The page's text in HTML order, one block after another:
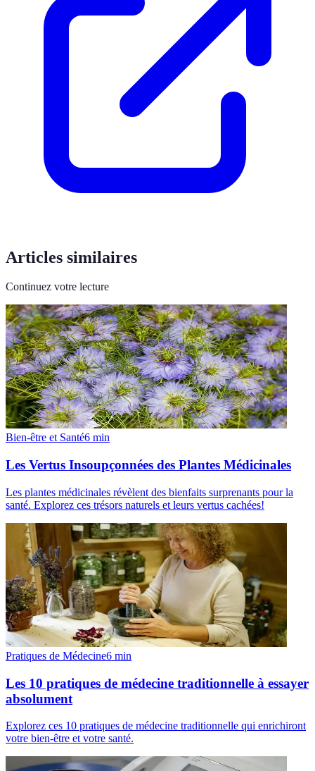
Articles similaires
Continuez votre lecture
Bien-être et Santé6 min
Les Vertus Insoupçonnées des Plantes Médicinales
Les plantes médicinales révèlent des bienfaits surprenants pour la
santé. Explorez ces trésors naturels et leurs vertus cachées!
Pratiques de Médecine6 min
Les 10 pratiques de médecine traditionnelle à essayer
absolument
Explorez ces 10 pratiques de médecine traditionnelle qui enrichiront
votre bien-être et votre santé.